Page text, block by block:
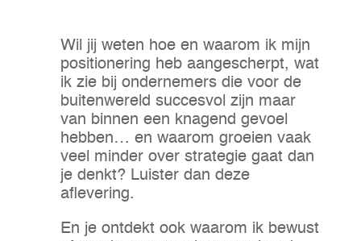
Wil jij weten hoe en waarom ik mijn
positionering heb aangescherpt, wat
ik zie bij ondernemers die voor de
buitenwereld succesvol zijn maar
van binnen een knagend gevoel
hebben… en waarom groeien vaak
veel minder over strategie gaat dan
je denkt? Luister dan deze
aflevering.
En je ontdekt ook waarom ik bewust